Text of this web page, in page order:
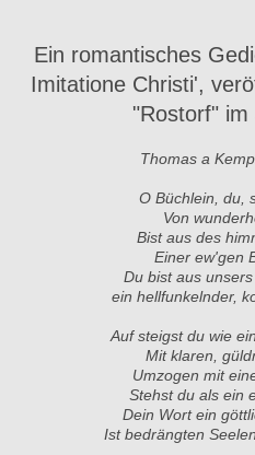
Ein romantisches
Imitatione Christi',
"Rostorf" im
Thomas a
O Büchlein, du,
Von
Bist aus des
Einer ew'gen
Du bist aus
ein hellfunkelnder,
Auf steigst du wie
Mit klaren,
Umzogen mit
Stehst du als ein
Dein Wort ein
Ist bedrängten